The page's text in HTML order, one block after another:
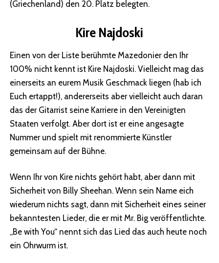
(Griechenland) den 20. Platz belegten.
Kire Najdoski
Einen von der Liste berühmte Mazedonier den Ihr
100% nicht kennt ist Kire Najdoski. Vielleicht mag das
einerseits an eurem Musik Geschmack liegen (hab ich
Euch ertappt!), andererseits aber vielleicht auch daran
das der Gitarrist seine Karriere in den Vereinigten
Staaten verfolgt. Aber dort ist er eine angesagte
Nummer und spielt mit renommierte Künstler
gemeinsam auf der Bühne.
Wenn Ihr von Kire nichts gehört habt, aber dann mit
Sicherheit von Billy Sheehan. Wenn sein Name eich
wiederum nichts sagt, dann mit Sicherheit eines seiner
bekanntesten Lieder, die er mit Mr. Big veröffentlichte.
„Be with You“ nennt sich das Lied das auch heute noch
ein Ohrwurm ist.